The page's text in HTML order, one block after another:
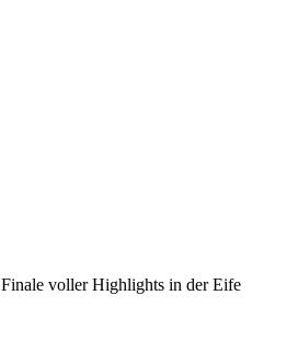
Finale voller Highlights in der Eife